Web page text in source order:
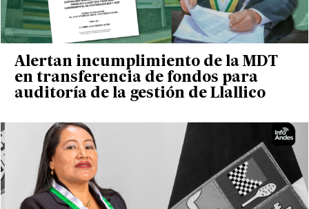
Alertan incumplimiento de la MDT
en transferencia de fondos para
auditoría de la gestión de Llallico